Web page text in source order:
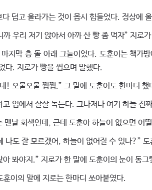
덥고 올라가는 것이 몹시 힘들었다. 정상에
우리 저기 앉아서 아까 산 빵 좀 먹자” 지로
지막 층 돌 아래 그늘이었다. 도훈이는 책가
다. 지로가 빵을 씹으며 말했다.
오물오물 쩝쩝.” 그 말에 도훈이도 한마디 했
입에서 살살 녹는다. 그나저나 여기 하늘 진
날 회색인데, 근데 도훈아 하늘이 없으면 어
도 잘 모르겠어, 하늘이 없어질 수 있나?” 도
봐야지.” 지로가 한 말에 도훈이의 눈이 동그
이의 말에 지로는 한마디 쏘아붙였다.